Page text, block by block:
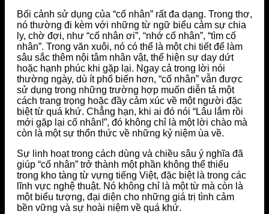
Bối cảnh sử dụng của “cố nhân” rất đa dạng. Trong thơ,
nó thường đi kèm với những từ ngữ biểu cảm sự chia
ly, chờ đợi, như “cố nhân ơi”, “nhớ cố nhân”, “tìm cố
nhân”. Trong văn xuôi, nó có thể là một chi tiết để làm
sâu sắc thêm nội tâm nhân vật, thể hiện sự day dứt
hoặc hạnh phúc khi gặp lại. Ngay cả trong lời nói
thường ngày, dù ít phổ biến hơn, “cố nhân” vẫn được
sử dụng trong những trường hợp muốn diễn tả một
cách trang trọng hoặc đầy cảm xúc về một người đặc
biệt từ quá khứ. Chẳng hạn, khi ai đó nói “Lâu lắm rồi
mới gặp lại cố nhân!”, đó không chỉ là một lời chào mà
còn là một sự thổn thức về những kỷ niệm ùa về.
Sự linh hoạt trong cách dùng và chiều sâu ý nghĩa đã
giúp “cố nhân” trở thành một phần không thể thiếu
trong kho tàng từ vựng tiếng Việt, đặc biệt là trong các
lĩnh vực nghệ thuật. Nó không chỉ là một từ mà còn là
một biểu tượng, đại diện cho những giá trị tình cảm
bền vững và sự hoài niệm về quá khứ.